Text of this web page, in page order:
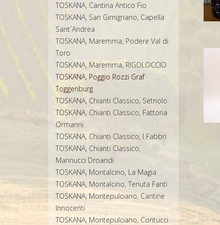
TOSKANA, Cantina Antico Fio
TOSKANA, San Gimignano, Capella
Sant´Andrea
TOSKANA, Maremma, Podere Val di
Toro
TOSKANA, Maremma, RIGOLOCCIO
TOSKANA, Poggio Rozzi Graf
Toggenburg
TOSKANA, Chianti Classico, Setriolo
TOSKANA, Chianti Classico, Fattoria
Ormanni
TOSKANA, Chianti Classico, I Fabbri
TOSKANA, Chianti Classico,
Mannucci Droandi
TOSKANA, Montalcino, La Magia
TOSKANA, Montalcino, Tenuta Fanti
TOSKANA, Montepulciano, Cantine
Innocenti
TOSKANA, Montepulciano, Contucci